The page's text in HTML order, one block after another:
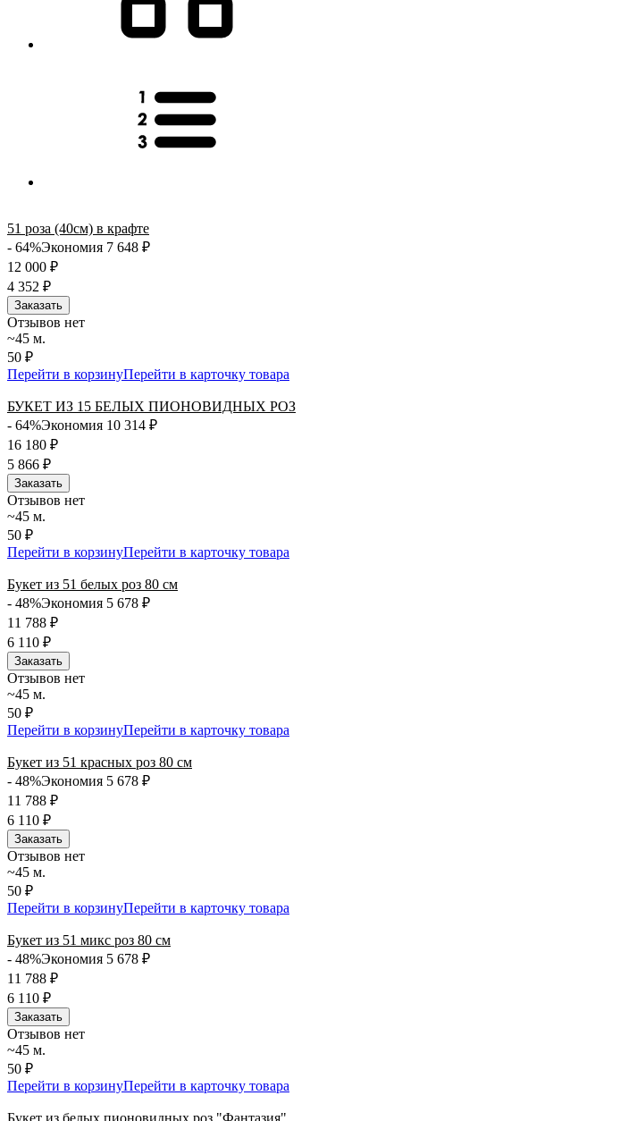
51 роза (40см) в крафте
- 64%Экономия 7 648 ₽
12 000 ₽
4 352 ₽
Заказать
Отзывов нет
~45 м.
50 ₽
Перейти в корзинуПерейти в карточку товара
БУКЕТ ИЗ 15 БЕЛЫХ ПИОНОВИДНЫХ РОЗ
- 64%Экономия 10 314 ₽
16 180 ₽
5 866 ₽
Заказать
Отзывов нет
~45 м.
50 ₽
Перейти в корзинуПерейти в карточку товара
Букет из 51 белых роз 80 см
- 48%Экономия 5 678 ₽
11 788 ₽
6 110 ₽
Заказать
Отзывов нет
~45 м.
50 ₽
Перейти в корзинуПерейти в карточку товара
Букет из 51 красных роз 80 см
- 48%Экономия 5 678 ₽
11 788 ₽
6 110 ₽
Заказать
Отзывов нет
~45 м.
50 ₽
Перейти в корзинуПерейти в карточку товара
Букет из 51 микс роз 80 см
- 48%Экономия 5 678 ₽
11 788 ₽
6 110 ₽
Заказать
Отзывов нет
~45 м.
50 ₽
Перейти в корзинуПерейти в карточку товара
Букет из белых пионовидных роз "Фантазия"